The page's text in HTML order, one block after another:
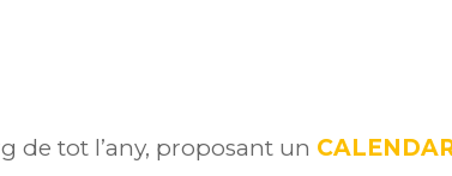
de tot l’any, proposant un